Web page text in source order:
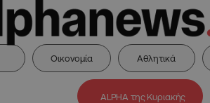
Οικονομία Αθλητικά
ALPHA της Κυριακής